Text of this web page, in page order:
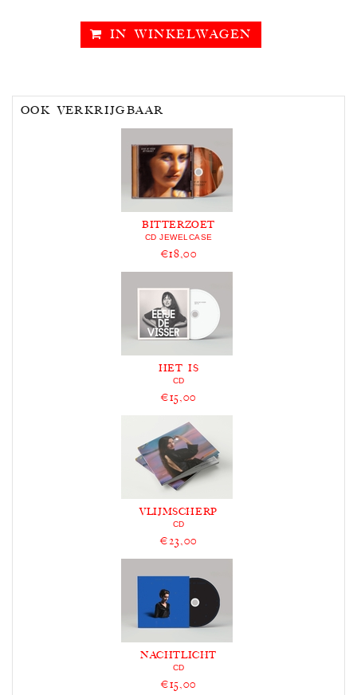
IN WINKELWAGEN
OOK VERKRIJGBAAR
BITTERZOET
CD JEWELCASE
€18,00
HET IS
CD
€15,00
VLIJMSCHERP
CD
€23,00
NACHTLICHT
CD
€15,00